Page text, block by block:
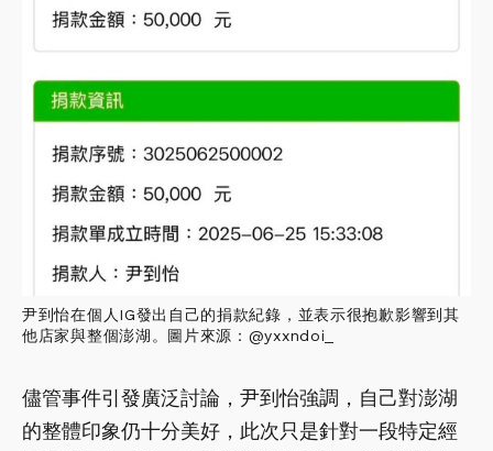
尹到怡在個人IG發出自己的捐款紀錄，並表示很抱歉影響到其
他店家與整個澎湖。圖片來源：@yxxndoi_
儘管事件引發廣泛討論，尹到怡強調，自己對澎湖
的整體印象仍十分美好，此次只是針對一段特定經